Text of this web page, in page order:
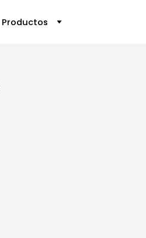
Productos